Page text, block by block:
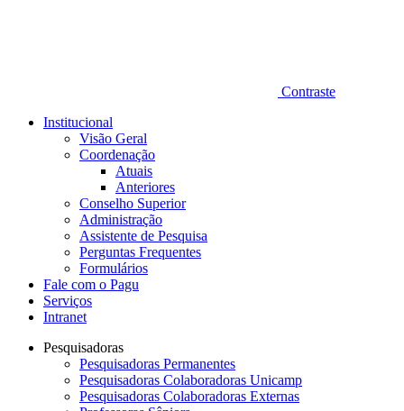
Contraste
Institucional
Visão Geral
Coordenação
Atuais
Anteriores
Conselho Superior
Administração
Assistente de Pesquisa
Perguntas Frequentes
Formulários
Fale com o Pagu
Serviços
Intranet
Pesquisadoras
Pesquisadoras Permanentes
Pesquisadoras Colaboradoras Unicamp
Pesquisadoras Colaboradoras Externas